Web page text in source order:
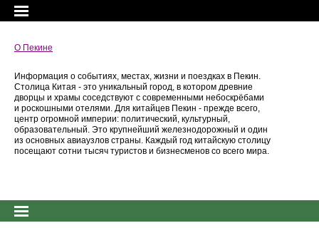
О Пекине
Информация о событиях, местах, жизни и поездках в Пекин.
Столица Китая - это уникальный город, в котором древние
дворцы и храмы соседствуют с современными небоскрёбами
и роскошными отелями. Для китайцев Пекин - прежде всего,
центр огромной империи: политический, культурный,
образовательный. Это крупнейший железнодорожный и один
из основных авиаузлов страны. Каждый год китайскую столицу
посещают сотни тысяч туристов и бизнесменов со всего мира.